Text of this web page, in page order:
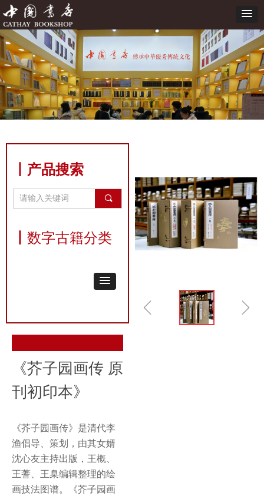
ꁆ ꁇ
《芥子园画传 原
刊初印本》
《芥子园画传》是清代李
渔倡导、策划，由其女婿
沈心友主持出版，王概、
王蓍、王臬编辑整理的绘
画技法图谱。《芥子园画
丨产品搜索
끠
数字古籍分类